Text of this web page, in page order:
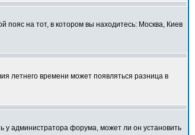
пояс на тот, в котором вы находитесь: Москва, Киев
летнего времени может появляться разница в
у администратора форума, может ли он установить